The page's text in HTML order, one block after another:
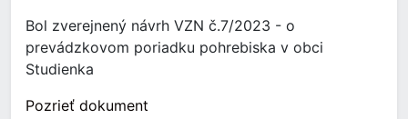
Bol zverejnený návrh VZN č.7/2023 - o
prevádzkovom poriadku pohrebiska v obci
Studienka
Pozrieť dokument